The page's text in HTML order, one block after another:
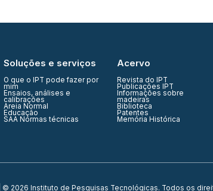
Soluções e serviços
O que o IPT pode fazer por
mim
Ensaios, análises e
calibrações
Areia Normal
Educação
SAA Normas técnicas
Acervo
Revista do IPT
Publicações IPT
Informações sobre
madeiras
Biblioteca
Patentes
Memória Histórica
| © 2026 Instituto de Pesquisas Tecnológicas. Todos os